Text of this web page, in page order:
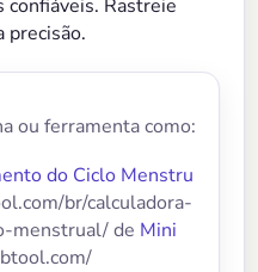
confiáveis. Rastreie
precisão.
ou ferramenta como:
do Ciclo Menstru
br/calculadora-
menstrual/ de Mini